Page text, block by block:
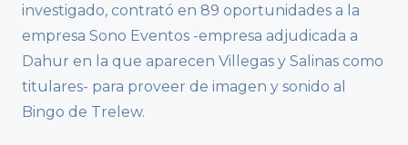
investigado, contrató en 89 oportunidades a la
empresa Sono Eventos -empresa adjudicada a
Dahur en la que aparecen Villegas y Salinas como
titulares- para proveer de imagen y sonido al
Bingo de Trelew.